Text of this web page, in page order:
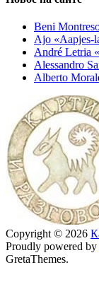
Beni
Ajo «Aapjes-
André Letria
Alessandro
Alberto
Copyright © 2026
Proudly powered by
GretaThemes.